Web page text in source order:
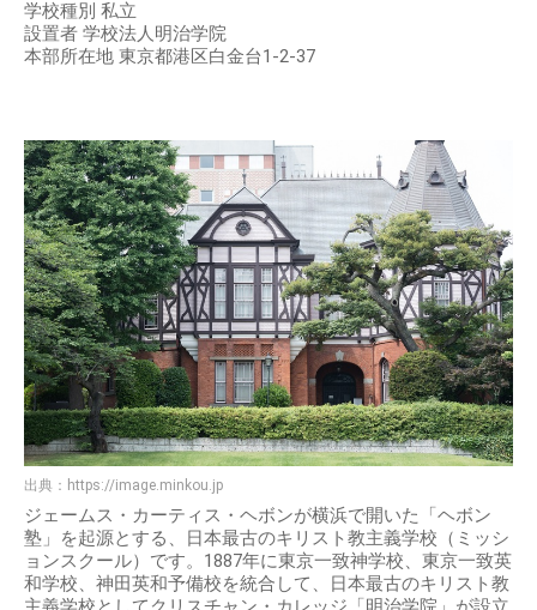
学校種別 私立
設置者 学校法人明治学院
本部所在地 東京都港区白金台1-2-37
出典： https://image.minkou.jp
ジェームス・カーティス・ヘボンが横浜で開いた「ヘボン
塾」を起源とする、日本最古のキリスト教主義学校（ミッシ
ョンスクール）です。1887年に東京一致神学校、東京一致英
和学校、神田英和予備校を統合して、日本最古のキリスト教